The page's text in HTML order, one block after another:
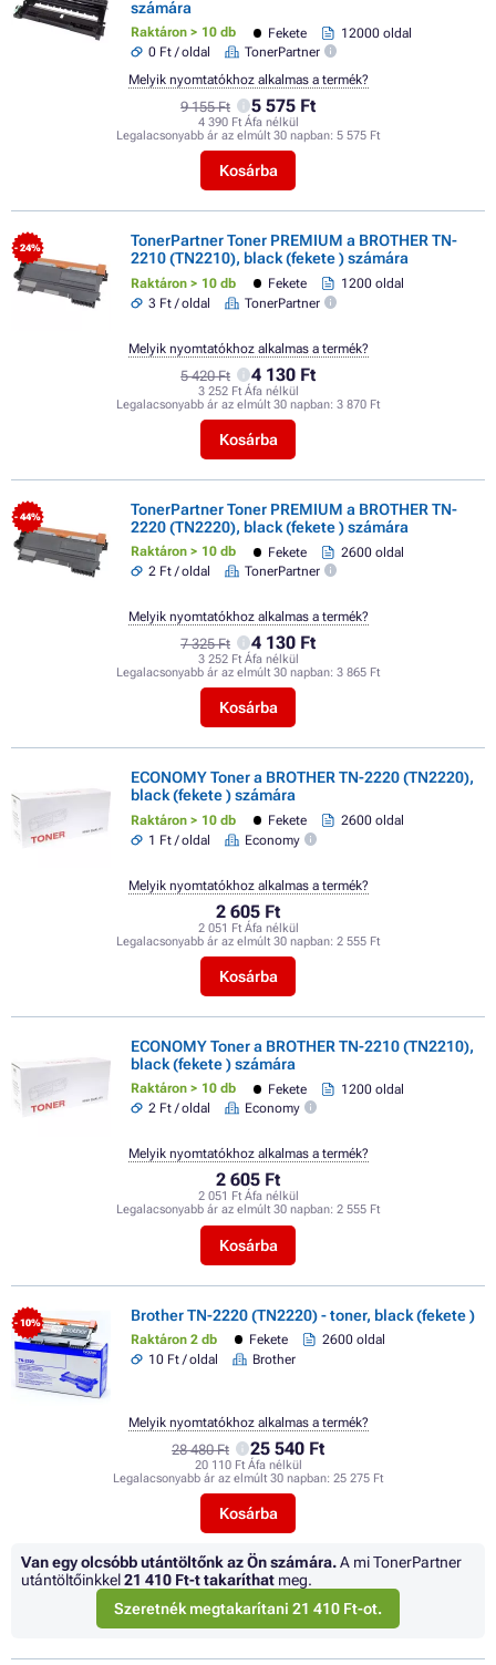
számára
Raktáron > 10 db Fekete
12000 oldal
0 Ft / oldal
TonerPartner
9 155 Ft 5 575 Ft
4 390 Ft Áfa nélkül
Legalacsonyabb ár az elmúlt 30 napban: 5 575 Ft
Kosárba
Melyik nyomtatókhoz alkalmas a termék?
- 24%
TonerPartner Toner PREMIUM a BROTHER TN-
2210 (TN2210), black (fekete ) számára
Raktáron > 10 db Fekete
1200 oldal
3 Ft / oldal
TonerPartner
5 420 Ft 4 130 Ft
3 252 Ft Áfa nélkül
Legalacsonyabb ár az elmúlt 30 napban: 3 870 Ft
Kosárba
Melyik nyomtatókhoz alkalmas a termék?
- 44%
TonerPartner Toner PREMIUM a BROTHER TN-
2220 (TN2220), black (fekete ) számára
Raktáron > 10 db Fekete
2600 oldal
2 Ft / oldal
TonerPartner
7 325 Ft 4 130 Ft
3 252 Ft Áfa nélkül
Legalacsonyabb ár az elmúlt 30 napban: 3 865 Ft
Kosárba
Melyik nyomtatókhoz alkalmas a termék?
ECONOMY Toner a BROTHER TN-2220 (TN2220),
black (fekete ) számára
Raktáron > 10 db Fekete
2600 oldal
1 Ft / oldal
Economy
2 605 Ft
2 051 Ft Áfa nélkül
Legalacsonyabb ár az elmúlt 30 napban: 2 555 Ft
Kosárba
Melyik nyomtatókhoz alkalmas a termék?
ECONOMY Toner a BROTHER TN-2210 (TN2210),
black (fekete ) számára
Raktáron > 10 db Fekete
1200 oldal
2 Ft / oldal
Economy
2 605 Ft
2 051 Ft Áfa nélkül
Legalacsonyabb ár az elmúlt 30 napban: 2 555 Ft
Kosárba
Melyik nyomtatókhoz alkalmas a termék?
- 10% Brother TN-2220 (TN2220) - toner, black (fekete )
Raktáron 2 db Fekete
2600 oldal
10 Ft / oldal
Brother
28 480 Ft 25 540 Ft
20 110 Ft Áfa nélkül
Legalacsonyabb ár az elmúlt 30 napban: 25 275 Ft
Kosárba
Melyik nyomtatókhoz alkalmas a termék?
Van egy olcsóbb utántöltőnk az Ön számára.A mi TonerPartner
utántöltőinkkel21 410 Ft-t takaríthat meg.
Szeretnék megtakarítani 21 410 Ft-ot.